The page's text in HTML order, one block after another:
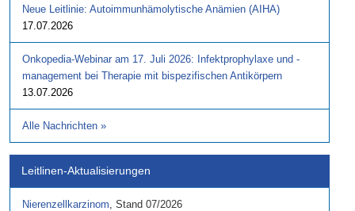
Neue Leitlinie: Autoimmunhämolytische Anämien (AIHA)
17.07.2026
Onkopedia-Webinar am 17. Juli 2026: Infektprophylaxe und -
management bei Therapie mit bispezifischen Antikörpern
13.07.2026
Alle Nachrichten »
Leitlinen-Aktualisierungen
Nierenzellkarzinom, Stand 07/2026